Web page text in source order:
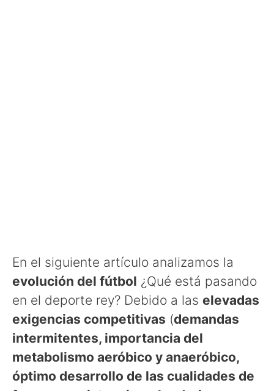
En el siguiente artículo analizamos la
evolución del fútbol ¿Qué está pasando
en el deporte rey? Debido a las elevadas
exigencias competitivas (demandas
intermitentes, importancia del
metabolismo aeróbico y anaeróbico,
óptimo desarrollo de las cualidades de